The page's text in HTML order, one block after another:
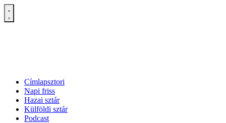
Címlapsztori
Napi friss
Hazai sztár
Külföldi sztár
Podcast